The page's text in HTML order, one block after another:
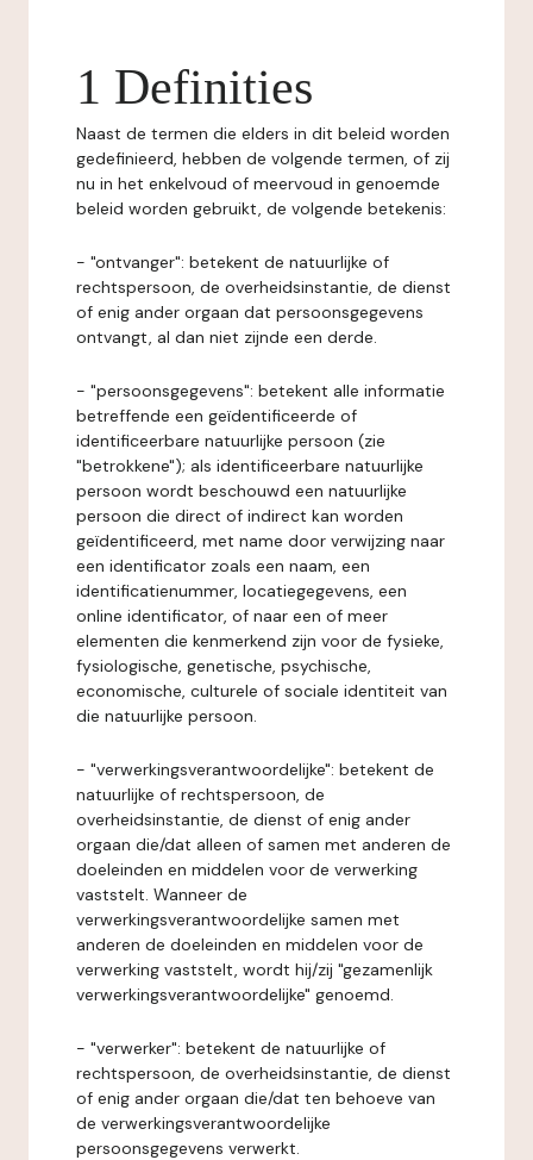
1 Definities
Naast de termen die elders in dit beleid worden
gedefinieerd, hebben de volgende termen, of zij
nu in het enkelvoud of meervoud in genoemde
beleid worden gebruikt, de volgende betekenis:
- "ontvanger": betekent de natuurlijke of
rechtspersoon, de overheidsinstantie, de dienst
of enig ander orgaan dat persoonsgegevens
ontvangt, al dan niet zijnde een derde.
- "persoonsgegevens": betekent alle informatie
betreffende een geïdentificeerde of
identificeerbare natuurlijke persoon (zie
"betrokkene"); als identificeerbare natuurlijke
persoon wordt beschouwd een natuurlijke
persoon die direct of indirect kan worden
geïdentificeerd, met name door verwijzing naar
een identificator zoals een naam, een
identificatienummer, locatiegegevens, een
online identificator, of naar een of meer
elementen die kenmerkend zijn voor de fysieke,
fysiologische, genetische, psychische,
economische, culturele of sociale identiteit van
die natuurlijke persoon.
- "verwerkingsverantwoordelijke": betekent de
natuurlijke of rechtspersoon, de
overheidsinstantie, de dienst of enig ander
orgaan die/dat alleen of samen met anderen de
doeleinden en middelen voor de verwerking
vaststelt. Wanneer de
verwerkingsverantwoordelijke samen met
anderen de doeleinden en middelen voor de
verwerking vaststelt, wordt hij/zij "gezamenlijk
verwerkingsverantwoordelijke" genoemd.
- "verwerker": betekent de natuurlijke of
rechtspersoon, de overheidsinstantie, de dienst
of enig ander orgaan die/dat ten behoeve van
de verwerkingsverantwoordelijke
persoonsgegevens verwerkt.